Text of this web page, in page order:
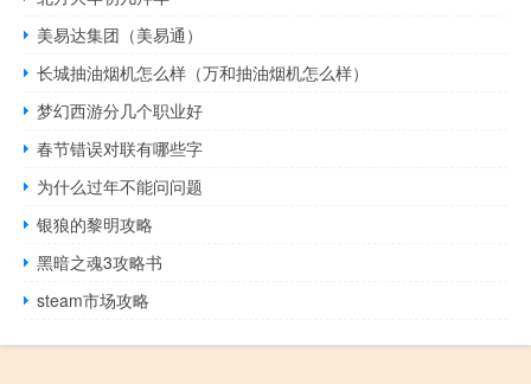
美易达集团（美易通）
长城抽油烟机怎么样（万和抽油烟机怎么样）
梦幻西游分几个职业好
春节错误对联有哪些字
为什么过年不能问问题
银狼的黎明攻略
黑暗之魂3攻略书
steam市场攻略